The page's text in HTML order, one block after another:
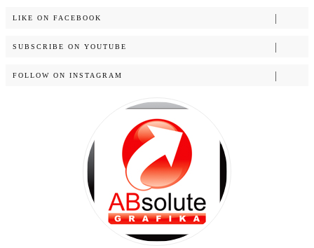
LIKE ON FACEBOOK
SUBSCRIBE ON YOUTUBE
FOLLOW ON INSTAGRAM